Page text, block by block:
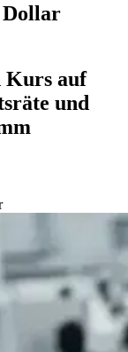
Kurs auf
und